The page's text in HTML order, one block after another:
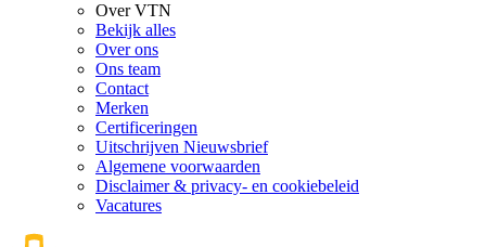
Over VTN
Bekijk alles
Over ons
Ons team
Contact
Merken
Certificeringen
Uitschrijven Nieuwsbrief
Algemene voorwaarden
Disclaimer & privacy- en cookiebeleid
Vacatures